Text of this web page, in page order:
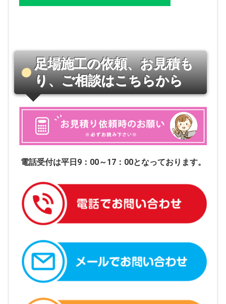
足場施工の依頼、お見積も
り、ご相談はこちらから
電話受付は平日9：00～17：00となっております。